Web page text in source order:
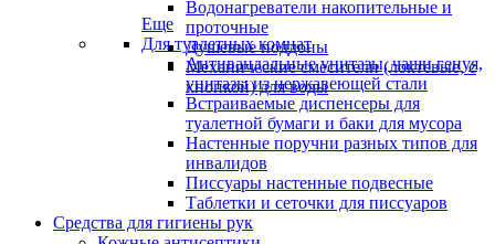
Водонагреватели накопительные и
проточные
Душевые поддоны
Механические смесители (локтевые, с
кнопкой) для воды
Еще
Для туалетных комнат
Антивандальные унитазы, чаши генуя,
унитазы из нержавеющей стали
Встраиваемые диспенсеры для
туалетной бумаги и баки для мусора
Настенные поручни разных типов для
инвалидов
Писсуары настенные подвесные
Таблетки и сеточки для писсуаров
Средства для гигиены рук